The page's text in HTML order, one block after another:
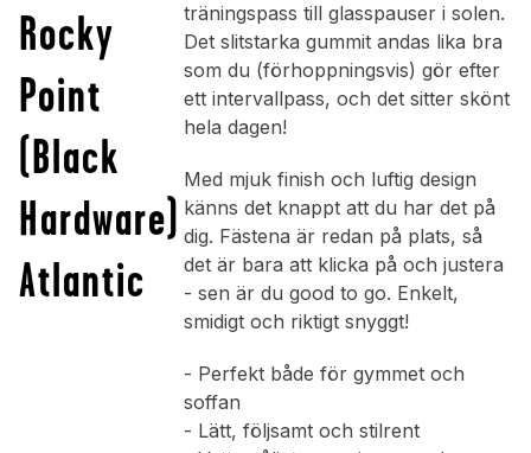
Rocky
Point
(Black
Hardware)
Atlantic
träningspass till glasspauser i solen.
Det slitstarka gummit andas lika bra
som du (förhoppningsvis) gör efter
ett intervallpass, och det sitter skönt
hela dagen!
Med mjuk finish och luftig design
känns det knappt att du har det på
dig. Fästena är redan på plats, så
det är bara att klicka på och justera
- sen är du good to go. Enkelt,
smidigt och riktigt snyggt!
- Perfekt både för gymmet och
soffan
- Lätt, följsamt och stilrent